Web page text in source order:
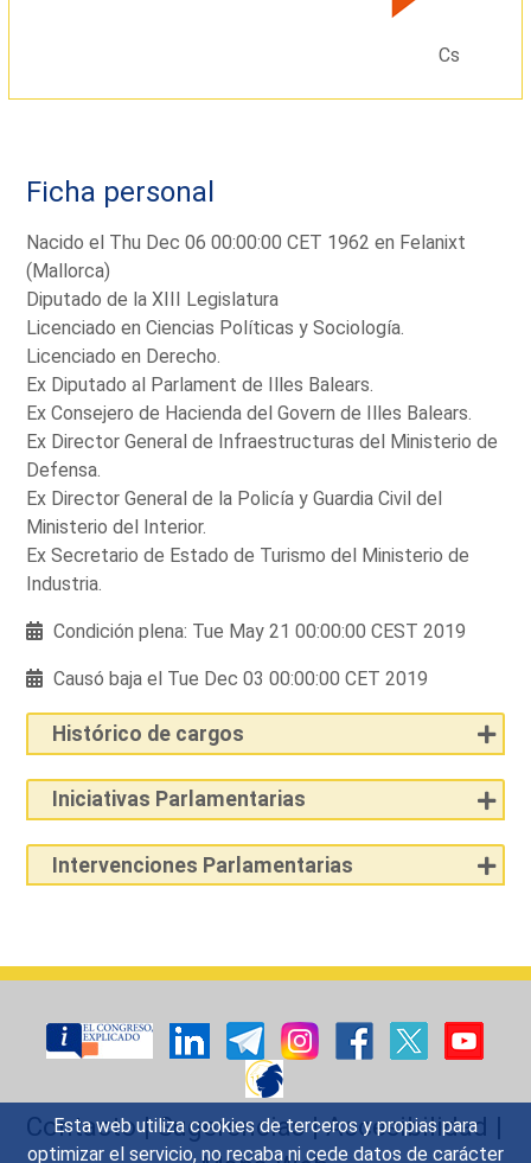
Esta web utiliza cookies de terceros y propias para
optimizar el servicio, no recaba ni cede datos de carácter
Cs
Ficha personal
Nacido el Thu Dec 06 00:00:00 CET 1962 en Felanixt
(Mallorca)
Diputado de la XIII Legislatura
Licenciado en Ciencias Políticas y Sociología.
Licenciado en Derecho.
Ex Diputado al Parlament de Illes Balears.
Ex Consejero de Hacienda del Govern de Illes Balears.
Ex Director General de Infraestructuras del Ministerio de
Defensa.
Ex Director General de la Policía y Guardia Civil del
Ministerio del Interior.
Ex Secretario de Estado de Turismo del Ministerio de
Industria.
Condición plena: Tue May 21 00:00:00 CEST 2019
Causó baja el Tue Dec 03 00:00:00 CET 2019
Histórico de cargos
Iniciativas Parlamentarias
Intervenciones Parlamentarias
Contacto|Sugerencias|Accesibilidad |